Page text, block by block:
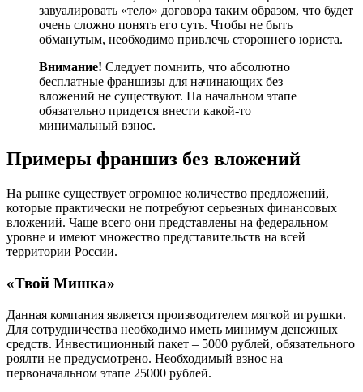
завуалировать «тело» договора таким образом, что будет
очень сложно понять его суть. Чтобы не быть
обманутым, необходимо привлечь стороннего юриста.
Внимание! Следует помнить, что абсолютно
бесплатные франшизы для начинающих без
вложений не существуют. На начальном этапе
обязательно придется внести какой-то
минимальный взнос.
Примеры франшиз без вложений
На рынке существует огромное количество предложений,
которые практически не потребуют серьезных финансовых
вложений. Чаще всего они представлены на федеральном
уровне и имеют множество представительств на всей
территории России.
«Твой Мишка»
Данная компания является производителем мягкой игрушки.
Для сотрудничества необходимо иметь минимум денежных
средств. Инвестиционный пакет – 5000 рублей, обязательного
роялти не предусмотрено. Необходимый взнос на
первоначальном этапе 25000 рублей.